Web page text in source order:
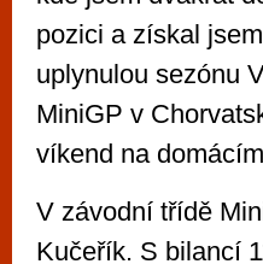
pozici a získal
uplynulou sezónu
MiniGP v
víkend na
V závodní třídě
Kučeřík. S bilancí